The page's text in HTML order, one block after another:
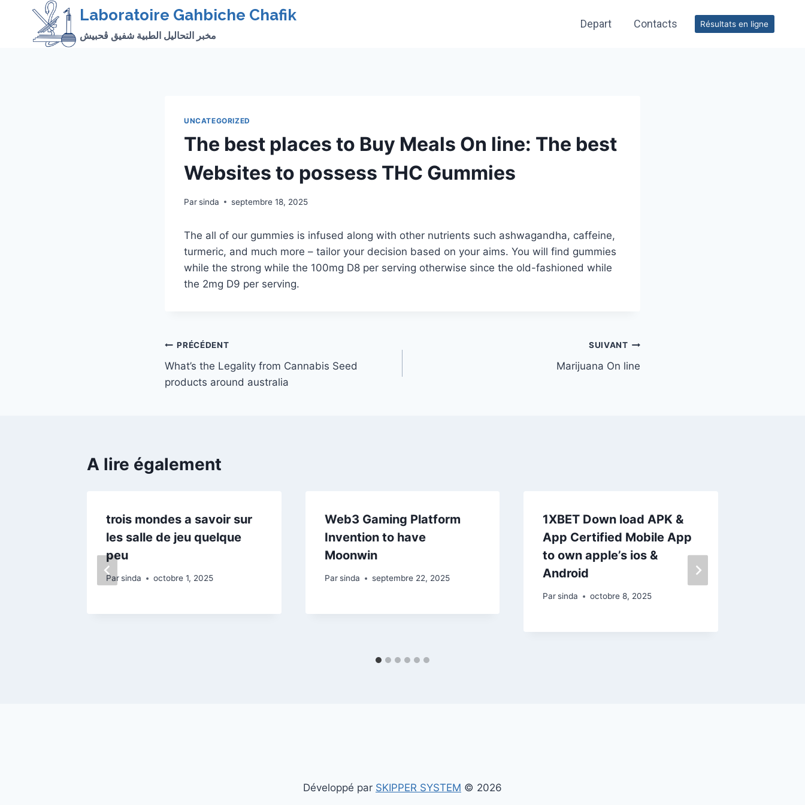
content
Laboratoire Gahbiche Chafik
مخبر التحاليل الطبية شفيق ڨحبيش
Depart Contacts Résultats en ligne
UNCATEGORIZED
The best places to Buy Meals On line: The best
Websites to possess THC Gummies
Parsinda septembre 18, 2025
The all of our gummies is infused along with other nutrients such ashwagandha, caffeine,
turmeric, and much more – tailor your decision based on your aims. You will find gummies
while the strong while the 100mg D8 per serving otherwise since the old-fashioned while
the 2mg D9 per serving.
Navigation
de
PRÉCÉDENT
What’s the Legality from Cannabis Seed
products around australia
SUIVANT
Marijuana On line
A lire également
trois mondes a savoir sur
les salle de jeu quelque
peu
Parsinda octobre 1, 2025
Web3 Gaming Platform
Invention to have
Moonwin
Par sinda septembre 22, 2025
1XBET Down load APK &
App Certified Mobile App
to own apple’s ios &
Android
Par sinda octobre 8, 2025
Développé par SKIPPER SYSTEM © 2026